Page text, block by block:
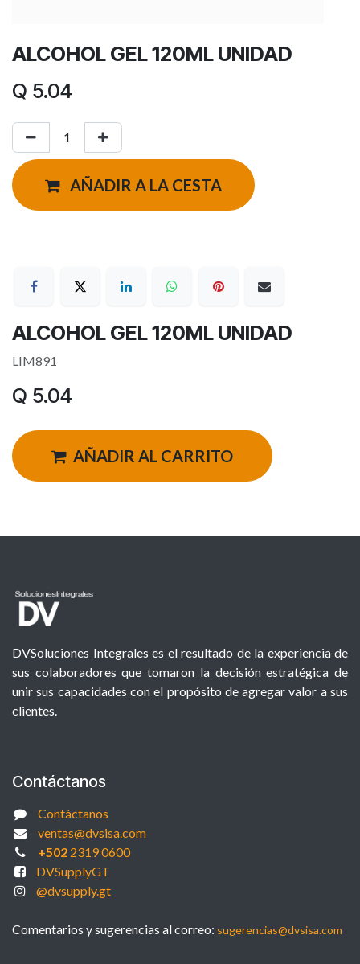
ALCOHOL GEL 120ML UNIDAD
Q 5.04
AÑADIR A LA CESTA
ALCOHOL GEL 120ML UNIDAD
LIM891
Q 5.04
AÑADIR AL CARRITO
DVSoluciones Integrales es el resultado de la experiencia de
sus colaboradores que tomaron la decisión estratégica de
unir sus capacidades con el propósito de agregar valor a sus
clientes.
Contáctanos
Contáctanos
ventas@dvsisa.com
+5022319 0600
DVSupplyGT
@dvsupply.gt
Comentarios y sugerencias al correo: sugerencias@dvsisa.com